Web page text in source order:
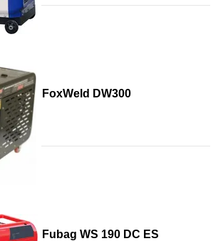
FoxWeld DW300
Fubag WS 190 DC ES